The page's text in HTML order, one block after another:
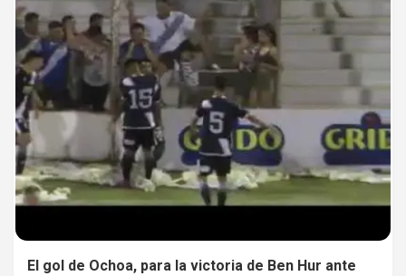
El gol de Ochoa, para la victoria de Ben Hur ante